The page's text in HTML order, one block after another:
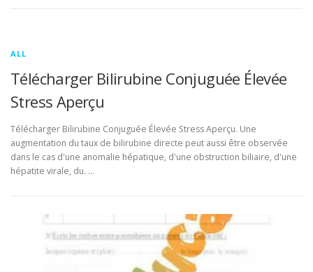
ALL
Télécharger Bilirubine Conjuguée Élevée
Stress Aperçu
Télécharger Bilirubine Conjuguée Élevée Stress Aperçu. Une
augmentation du taux de bilirubine directe peut aussi être observée
dans le cas d'une anomalie hépatique, d'une obstruction biliaire, d'une
hépatite virale, du. …